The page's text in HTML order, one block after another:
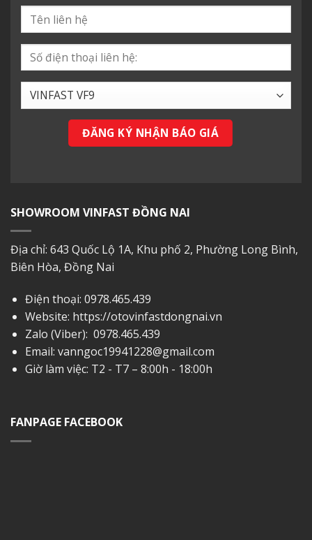
SHOWROOM VINFAST ĐỒNG NAI
Địa chỉ: 643 Quốc Lộ 1A, Khu phố 2, Phường Long Bình,
Biên Hòa, Đồng Nai
Điện thoại: 0978.465.439
Website: https://otovinfastdongnai.vn
Zalo (Viber): 0978.465.439
Email: vanngoc19941228@gmail.com
Giờ làm việc: T2 - T7 – 8:00h - 18:00h
FANPAGE FACEBOOK